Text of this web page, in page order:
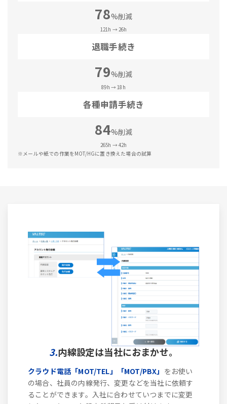
78%削減
121h → 26h
退職手続き
79%削減
89h → 18h
各種申請手続き
84%削減
265h → 42h
※メールや紙での作業をMOT/HGに置き換えた場合の試算
3.内線設定は当社におまかせ。
クラウド電話「MOT/TEL」「MOT/PBX」 をお使い
の場合、社員の内線発行、変更などを当社に依頼す
ることができます。入社に合わせていつまでに変更